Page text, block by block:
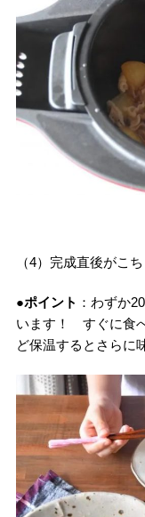
（4）完成直後がこち
●ポイント ：わずか
います！ すぐに食
ど保温するとさらに